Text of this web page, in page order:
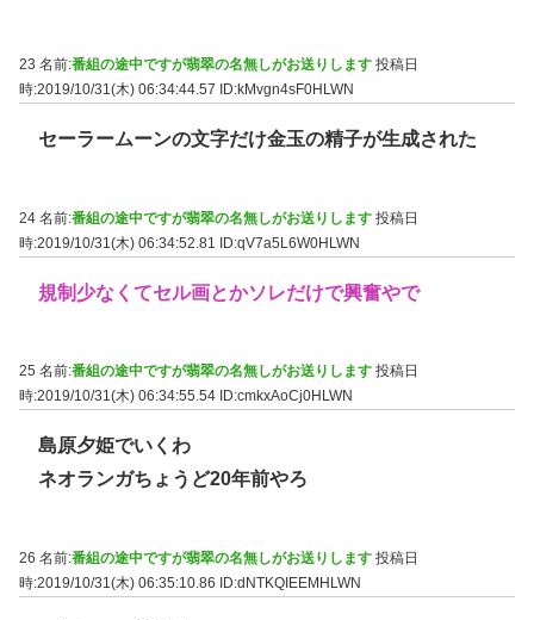
23 名前:番組の途中ですが翡翠の名無しがお送りします 投稿日
時:2019/10/31(木) 06:34:44.57
ID:kMvgn4sF0HLWN
セーラームーンの文字だけ金玉の精子が生成された
24 名前:番組の途中ですが翡翠の名無しがお送りします 投稿日
時:2019/10/31(木) 06:34:52.81 ID:qV7a5L6W0HLWN
規制少なくてセル画とかソレだけで興奮やで
25 名前:番組の途中ですが翡翠の名無しがお送りします 投稿日
時:2019/10/31(木) 06:34:55.54 ID:cmkxAoCj0HLWN
島原夕姫でいくわ
ネオランガちょうど20年前やろ
26 名前:番組の途中ですが翡翠の名無しがお送りします 投稿日
時:2019/10/31(木) 06:35:10.86 ID:dNTKQIEEMHLWN